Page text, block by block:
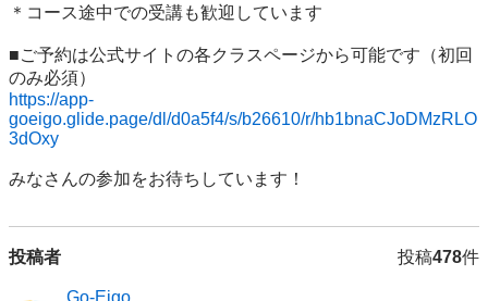
＊コース途中での受講も歓迎しています
■ご予約は公式サイトの各クラスページから可能です（初回
https://app-
goeigo.glide.page/dl/d0a5f4/s/b26610/r/hb1bnaCJoDMzRLO
3dOxy
みなさんの参加をお待ちしています！
投稿者 投稿478件
Go-Eigo